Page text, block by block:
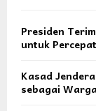
Presiden
untuk
Kasad
sebagai